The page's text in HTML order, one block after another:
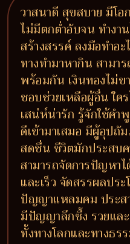
วาสนาดี สุขสบาย มีโ
ไม่มีตกต่ำอับจน ทำงา
สร้างสรรค์ ลงมือทำอ
ทางทำมาหากิน สามา
พร้อมกัน เงินทองไม่
ชอบช่วยเหลือผู้อื่น ใค
เสน่ห์น่ารัก รู้จักใช้คำ
ดีเข้ามาเสมอ มีผู้อุปถั
สดชื่น ชีวิตมักประสบค
สามารถจัดการปัญหา
และเร็ว จัดสรรผลปร
ปัญญาแหลมคม ประส
มีปัญญาลึกซึ้ง รวยและ
ทั้งทางโลกและทางธร